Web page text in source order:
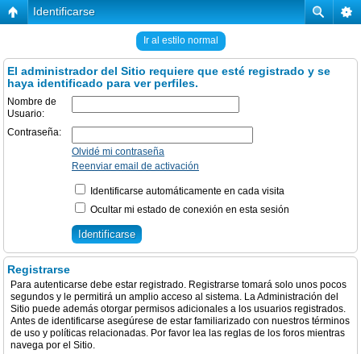
Identificarse
Ir al estilo normal
El administrador del Sitio requiere que esté registrado y se
haya identificado para ver perfiles.
Nombre de
Usuario:
Contraseña:
Olvidé mi contraseña
Reenviar email de activación
Identificarse automáticamente en cada visita
Ocultar mi estado de conexión en esta sesión
Registrarse
Para autenticarse debe estar registrado. Registrarse tomará solo unos pocos
segundos y le permitirá un amplio acceso al sistema. La Administración del
Sitio puede además otorgar permisos adicionales a los usuarios registrados.
Antes de identificarse asegúrese de estar familiarizado con nuestros términos
de uso y políticas relacionadas. Por favor lea las reglas de los foros mientras
navega por el Sitio.